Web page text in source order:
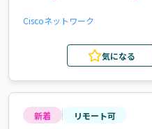
Ciscoネットワーク
気になる
新着 リモート可